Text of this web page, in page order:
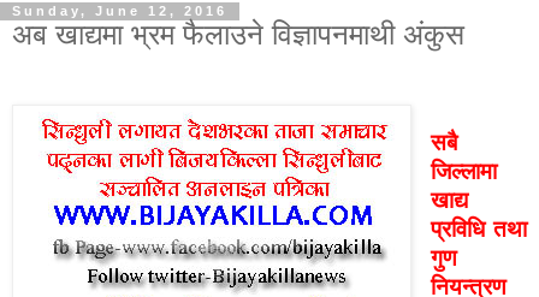
Sunday, June 12, 2016
अब खाद्यमा भ्रम फैलाउने विज्ञापनमाथी अंकुस
सबै
जिल्लामा
खाद्य
प्रविधि तथा
गुण
नियन्त्रण